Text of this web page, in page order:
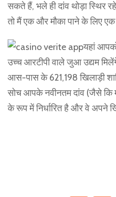
सकते हैं, भले ही दांव थोड़ा स्थिर
तो मैं एक और मौका पाने के लिए
यहां
उच्च आरटीपी वाले जुआ उद्यम
आस-पास के 621,198 खिलाड़ी
सोच आपके नवीनतम दांव (जैसे कि
के रूप में निर्धारित है और वे अपने